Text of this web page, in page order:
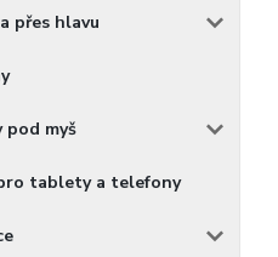
přes hlavu
pod myš
tablety a telefony